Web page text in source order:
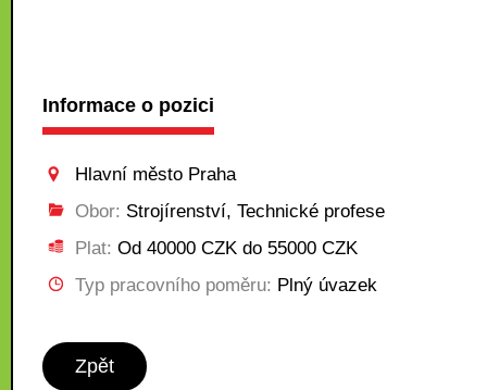
Informace o pozici
Hlavní město Praha
Obor: Strojírenství, Technické profese
Plat: Od 40000 CZK do 55000 CZK
Typ pracovního poměru: Plný úvazek
Zpět